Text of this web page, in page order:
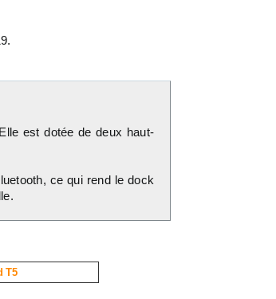
est dotée de deux haut-
ce qui rend le dock
T5